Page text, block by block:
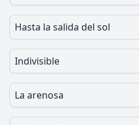
Hasta la salida del sol
Indivisible
La arenosa